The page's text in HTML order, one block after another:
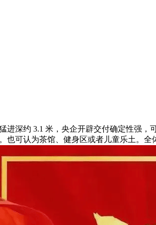
约 3.1 米，央企开辟交付确定性强，
可认为茶馆、健身区或者儿童乐土。